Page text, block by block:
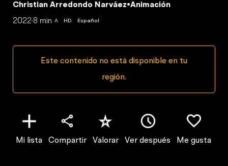
Christian Arredondo Narváez•Animación
2022·8 min A HD Español
Este contenido no está disponible en tu
región.
Mi lista Compartir Valorar Ver después Me gusta